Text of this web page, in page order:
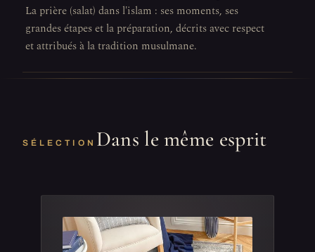
La prière (salat) dans l'islam : ses moments, ses
grandes étapes et la préparation, décrits avec respect
et attribués à la tradition musulmane.
SÉLECTION Dans le même esprit